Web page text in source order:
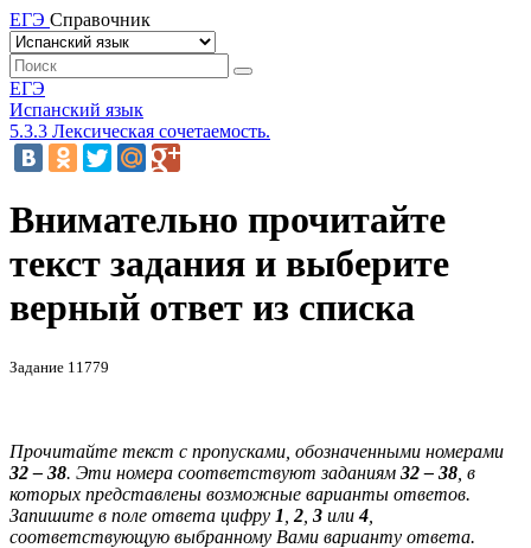
ЕГЭ Справочник
ЕГЭ
Испанский язык
5.3.3 Лексическая сочетаемость.
Внимательно прочитайте
текст задания и выберите
верный ответ из списка
Задание 11779
Прочитайте текст с пропусками, обозначенными номерами
32 – 38. Эти номера соответствуют заданиям 32 – 38 , в
которых представлены возможные варианты ответов.
Запишите в поле ответа цифру 1 2 3 или4
соответствующую выбранному Вами варианту ответа.